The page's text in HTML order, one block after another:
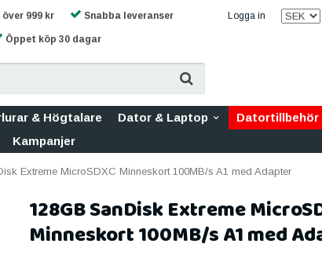
Logga in
999 kr Snabba leveranser
Öppet köp 30 dagar
& Högtalare Dator & Laptop Datortillbehör
Kampanjer
Extreme MicroSDXC Minneskort 100MB/s A1 med Adapter
128GB SanDisk Extreme
Minneskort 100MB/s A1 med